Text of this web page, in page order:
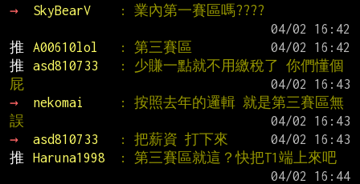
→
SkyBearV
: 業內第一賽區嗎????
推
A00610lol : 第三賽區
推
asd810733
: 少賺一點就不用繳稅了 你們懂個
屁
→
nekomai
: 按照去年的邏輯 就是第三賽區無
誤
→
asd810733 : 把薪資 打下來
推
Haruna1998
: 第三賽區就這？快把T1端上來吧